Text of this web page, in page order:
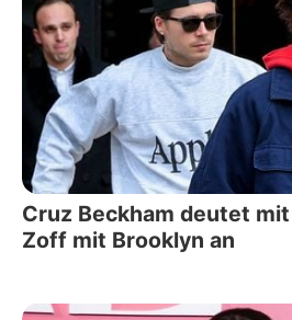
Cruz Beckham deutet
Zoff mit Brooklyn an